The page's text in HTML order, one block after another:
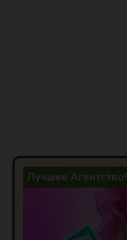
Лучшее Агентство!